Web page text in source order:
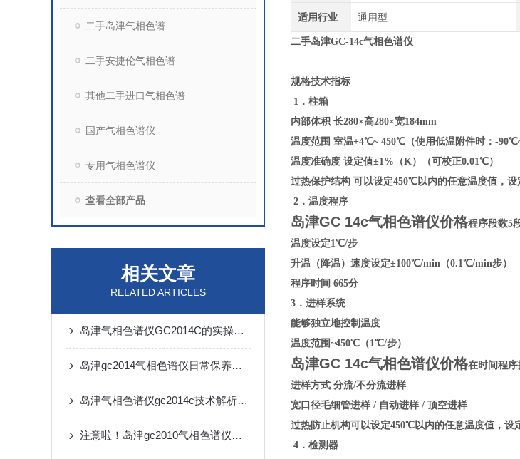
二手岛津气相色谱
二手安捷伦气相色谱
其他二手进口气相色谱
国产气相色谱仪
专用气相色谱仪
查看全部产品
相关文章
RELATED ARTICLES
岛津气相色谱仪GC2014C的实操优势与行业检测落地应用
岛津gc2014气相色谱仪日常保养要点及故障自诊断系统使用技巧
岛津气相色谱仪gc2014c技术解析与应用
注意啦！岛津gc2010气相色谱仪的优点及注意事项
适用行业 通用型
二手岛津GC-14c气相色谱仪
规格技术指标
1．柱箱
内部体积 长280×高280×宽184mm
温度范围 室温+4℃~ 450℃（使用低温附件时：-
温度准确度 设定值±1%（K）（可校正0.01℃）
过热保护结构 可以设定450℃以内的任意温度值，设
2．温度程序
岛津GC 14c气相色谱仪价格程序段数5
温度设定1℃/步
升温（降温）速度设定±100℃/min（0.1℃/min步）
程序时间 665分
3．进样系统
能够独立地控制温度
温度范围~450℃（1℃/步）
岛津GC 14c气相色谱仪价格在时间程
进样方式 分流/不分流进样
宽口径毛细管进样 / 自动进样 / 顶空进样
过热防止机构可以设定450℃以内的任意温度值，设
4．检测器